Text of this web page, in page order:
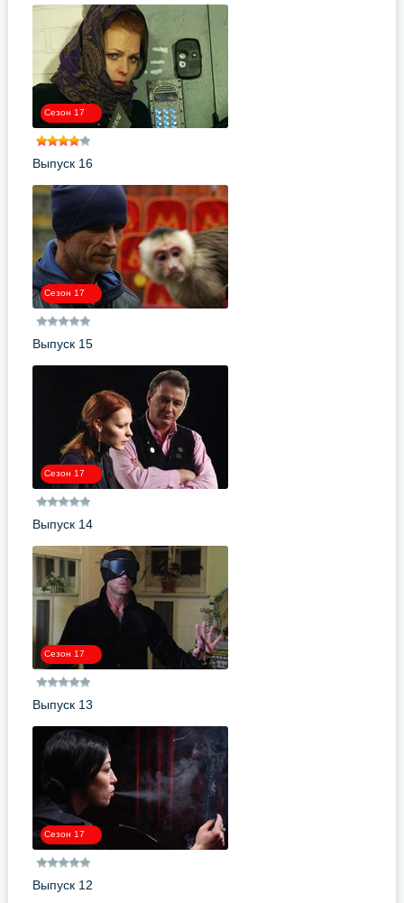
Сезон 17
Выпуск 16
Сезон 17
Выпуск 15
Сезон 17
Выпуск 14
Сезон 17
Выпуск 13
Сезон 17
Выпуск 12